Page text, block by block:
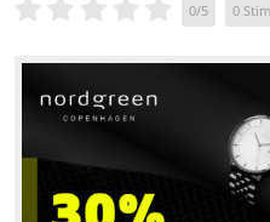
0/5 0